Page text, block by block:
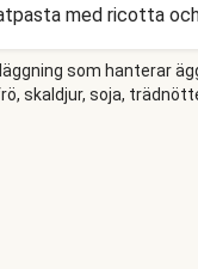
med ricotta
härligheterna med
och krispig
som hanterar
skaldjur, soja,